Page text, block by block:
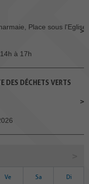
Place sous l'Eglise
à 17h
DES DÉCHETS VERTS
Ve Sa Di